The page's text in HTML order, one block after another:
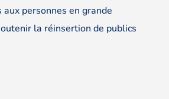
aux personnes en grande
la réinsertion de publics